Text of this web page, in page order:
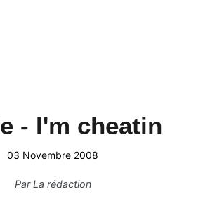
- I'm cheatin
03 Novembre 2008
ParLa rédaction